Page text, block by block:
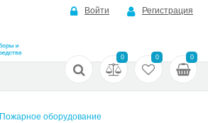
Войти Регистрация
0 0 0
Пожарное оборудование